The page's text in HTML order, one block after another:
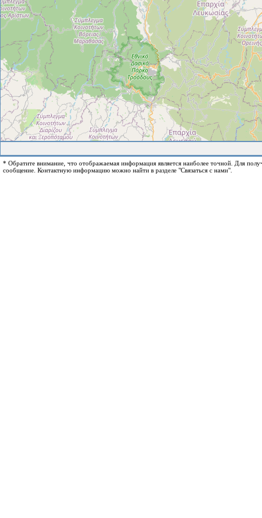
* Обратите внимание, что отображаемая информация является наиболее точной. Для
сообщение. Контактную информацию можно найти в разделе "Связаться с нами".